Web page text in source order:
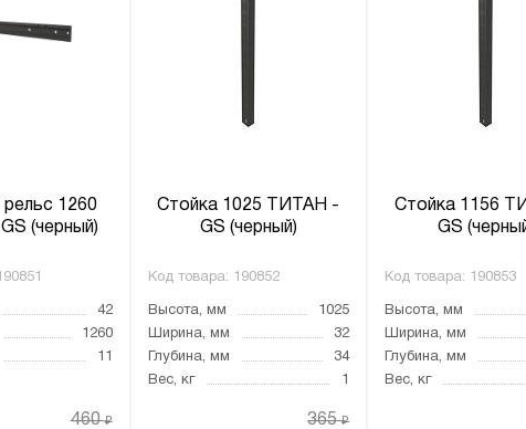
1260
(черный)
42
1260
11
460₽
Стойка 1025 ТИТАН -
GS (черный)
Код товара: 190852
Высота, мм
1025
Ширина, мм
32
Глубина, мм
34
Вес, кг
1
365₽
Стойка 1156
GS
Код товара: 190853
Высота, мм
Ширина, мм
Глубина, мм
Вес, кг